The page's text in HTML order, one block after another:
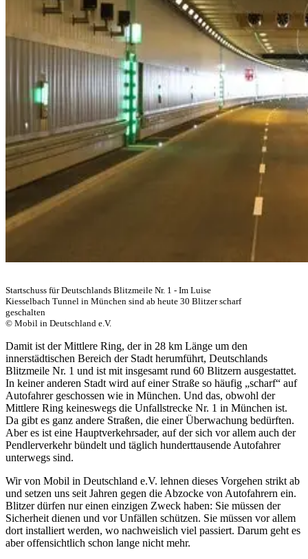
Startschuss für Deutschlands Blitzmeile Nr. 1 - Im Luise
Kiesselbach Tunnel in München sind ab heute 30 Blitzer scharf
geschalten
© Mobil in Deutschland e.V.
Damit ist der Mittlere Ring, der in 28 km Länge um den
innerstädtischen Bereich der Stadt herumführt, Deutschlands
Blitzmeile Nr. 1 und ist mit insgesamt rund 60 Blitzern ausgestattet.
In keiner anderen Stadt wird auf einer Straße so häufig „scharf“ auf
Autofahrer geschossen wie in München. Und das, obwohl der
Mittlere Ring keineswegs die Unfallstrecke Nr. 1 in München ist.
Da gibt es ganz andere Straßen, die einer Überwachung bedürften.
Aber es ist eine Hauptverkehrsader, auf der sich vor allem auch der
Pendlerverkehr bündelt und täglich hunderttausende Autofahrer
unterwegs sind.
Wir von Mobil in Deutschland e.V. lehnen dieses Vorgehen strikt ab
und setzen uns seit Jahren gegen die Abzocke von Autofahrern ein.
Blitzer dürfen nur einen einzigen Zweck haben: Sie müssen der
Sicherheit dienen und vor Unfällen schützen. Sie müssen vor allem
dort installiert werden, wo nachweislich viel passiert. Darum geht es
aber offensichtlich schon lange nicht mehr.